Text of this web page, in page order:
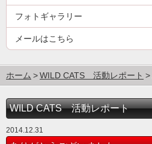
フォトギャラリー
メールはこちら
ホーム WILD CATS 活動レポート
WILD CATS 活動レポート
2014.12.31